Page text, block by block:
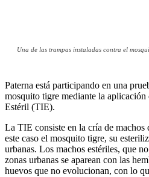
Una de las trampas instaladas contra el
Paterna está participando en una
mosquito tigre mediante la
Estéril (TIE).
La TIE consiste en la cría de machos
este caso el mosquito tigre, su
urbanas. Los machos estériles, que
zonas urbanas se aparean con las
huevos que no evolucionan, con lo